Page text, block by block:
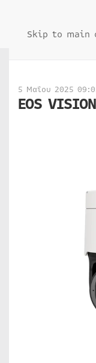
Skip to main
5 Μαΐου 2025
EOS